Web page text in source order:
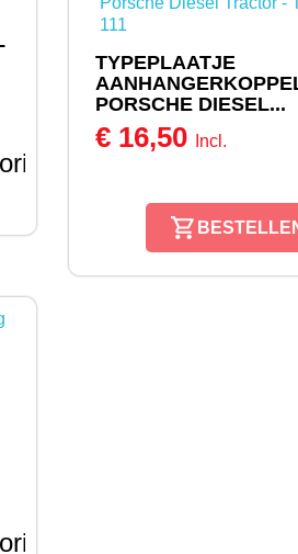
TYPEPLAATJE
PORSCHE DIESEL...
€ 16,50 Incl.